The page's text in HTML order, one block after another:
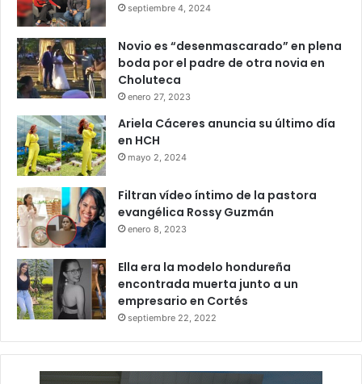
septiembre 4, 2024
Novio es “desenmascarado” en plena
boda por el padre de otra novia en
Choluteca
enero 27, 2023
Ariela Cáceres anuncia su último día
en HCH
mayo 2, 2024
Filtran vídeo íntimo de la pastora
evangélica Rossy Guzmán
enero 8, 2023
Ella era la modelo hondureña
encontrada muerta junto a un
empresario en Cortés
septiembre 22, 2022